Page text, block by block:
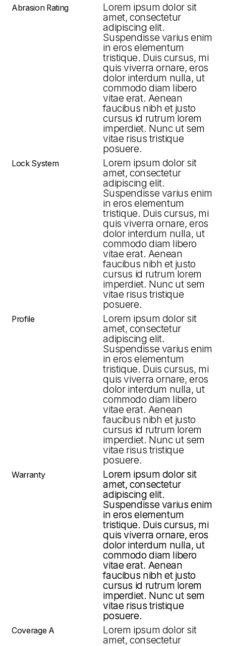
Lorem ipsum dolor sit
amet, consectetur
adipiscing elit.
Suspendisse varius enim
in eros elementum
tristique. Duis cursus, mi
quis viverra ornare, eros
dolor interdum nulla, ut
commodo diam libero
vitae erat. Aenean
faucibus nibh et justo
cursus id rutrum lorem
imperdiet. Nunc ut sem
vitae risus tristique
posuere.
Coverage A
Lorem ipsum dolor sit
amet, consectetur
Abrasion Rating
Lock System
Profile
Warranty
Lorem ipsum dolor sit
amet, consectetur
adipiscing elit.
Suspendisse varius enim
in eros elementum
tristique. Duis cursus, mi
quis viverra ornare, eros
dolor interdum nulla, ut
commodo diam libero
vitae erat. Aenean
faucibus nibh et justo
cursus id rutrum lorem
imperdiet. Nunc ut sem
vitae risus tristique
posuere.
Lorem ipsum dolor sit
amet, consectetur
adipiscing elit.
Suspendisse varius enim
in eros elementum
tristique. Duis cursus, mi
quis viverra ornare, eros
dolor interdum nulla, ut
commodo diam libero
vitae erat. Aenean
faucibus nibh et justo
cursus id rutrum lorem
imperdiet. Nunc ut sem
vitae risus tristique
posuere.
Lorem ipsum dolor sit
amet, consectetur
adipiscing elit.
Suspendisse varius enim
in eros elementum
tristique. Duis cursus, mi
quis viverra ornare, eros
dolor interdum nulla, ut
commodo diam libero
vitae erat. Aenean
faucibus nibh et justo
cursus id rutrum lorem
imperdiet. Nunc ut sem
vitae risus tristique
posuere.
Lorem ipsum dolor sit
amet, consectetur
adipiscing elit.
Suspendisse varius enim
in eros elementum
tristique. Duis cursus, mi
quis viverra ornare, eros
dolor interdum nulla, ut
commodo diam libero
vitae erat. Aenean
faucibus nibh et justo
cursus id rutrum lorem
imperdiet. Nunc ut sem
vitae risus tristique
posuere.